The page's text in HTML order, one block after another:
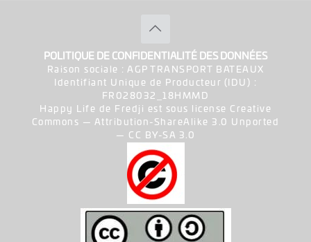
POLITIQUE DE CONFIDENTIALITÉ DES DONNÉES
Raison sociale : AGP TRANSPORT BATEAUX
Identifiant Unique de Producteur (IDU) :
FR028032_18HMMD
Happy Life de Fredji est sous license Creative
Commons — Attribution-ShareAlike 3.0 Unported
— CC BY-SA 3.0